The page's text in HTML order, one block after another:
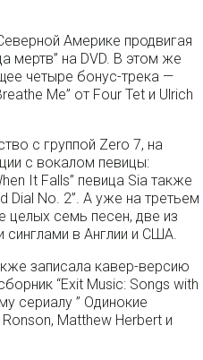
Америке продвигая
мертв” на DVD. В этом же
четыре бонус-трека —
Me” от Four Tet и Ulrich
с группой Zero 7, на
с вокалом певицы:
It Falls” певица Sia также
Dial No. 2”. А уже на третьем
целых семь песен, две из
синглами в Англии и США.
записала кавер-версию
“Exit Music: Songs with
сериалу ” Одинокие
Matthew Herbert и